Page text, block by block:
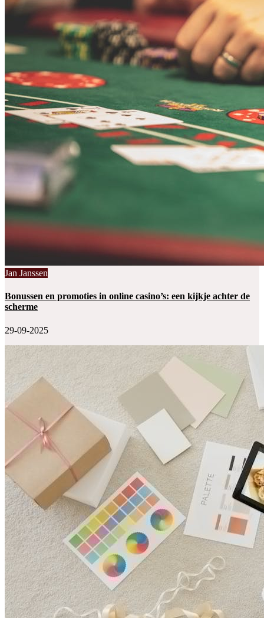
Jan Janssen
Bonussen en promoties in online casino’s: een kijkje achter de
scherme
29-09-2025